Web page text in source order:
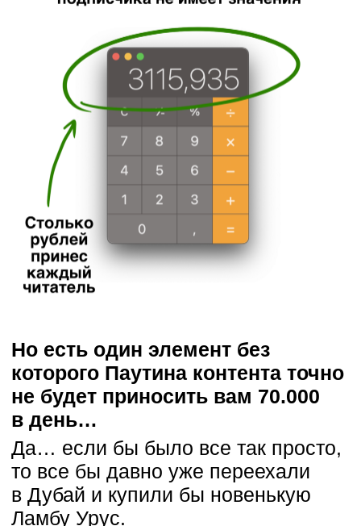
Прямо сейчас вы узнали про мою
секретную систему создания
контента, которая приносит мне
70.000 рублей каждый день. Только
от вас зависит внедрите ли вы её
в свой блог и когда начнёте это
Но скорее всего у вас появился
ряд вопросов, на которые
я просто не могу ответить
в рамках одной, хоть и длинной
статьи
— Как правильно работать над
текстами, чтобы после них
покупали без диагностик?
— С чего начать создание
паутины в своём блоге и как
понять, что это вообще будет
работать?
— Есть ли какие-то структуры
— Какие есть частые ошибки,
которые могут мне помешать?
Раньше ответы на эти вопросы
получали только ученики в моем
наставничестве, но в этот раз
я решил поступить иначе.